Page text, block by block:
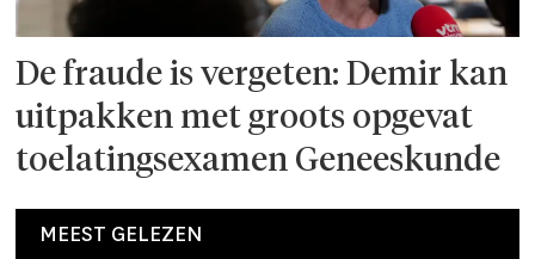
De fraude is vergeten: Demir kan
uitpakken met groots opgevat
toelatingsexamen Geneeskunde
MEEST GELEZEN